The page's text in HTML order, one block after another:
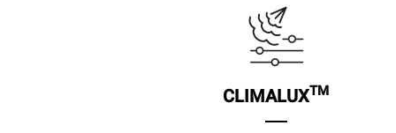
CLIMALUXTM